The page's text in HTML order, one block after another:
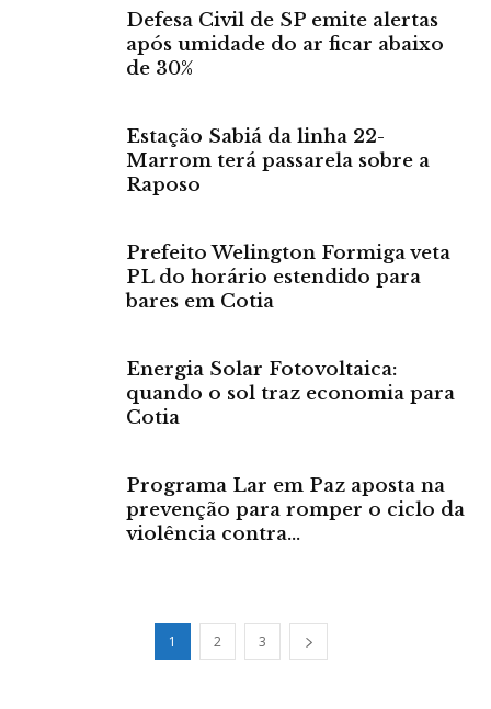
Defesa Civil de SP emite alertas
após umidade do ar ficar abaixo
de 30%
Estação Sabiá da linha 22-
Marrom terá passarela sobre a
Raposo
Prefeito Welington Formiga veta
PL do horário estendido para
bares em Cotia
Energia Solar Fotovoltaica:
quando o sol traz economia para
Cotia
Programa Lar em Paz aposta na
prevenção para romper o ciclo da
violência contra...
1 2 3